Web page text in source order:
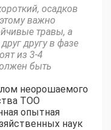
осадков
важно
травы, а
другу в фазе
из 3-4
быть
неорошаемого
ТОО
опытная
наук